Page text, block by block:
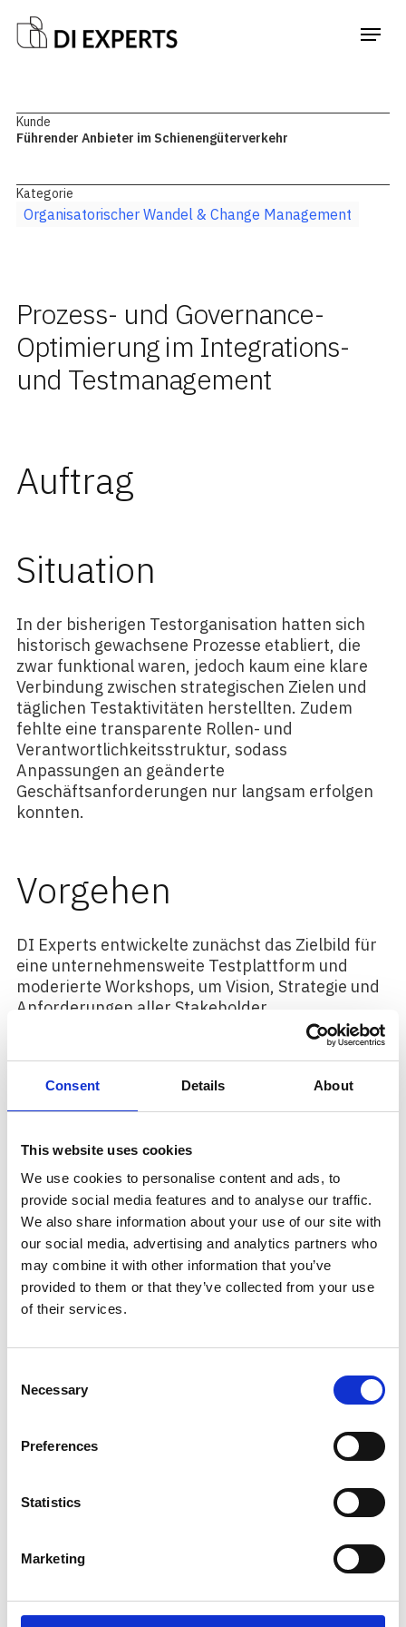
Consent Details About
This website uses cookies
We use cookies to personalise content and ads, to
provide social media features and to analyse our traffic.
We also share information about your use of our site with
our social media, advertising and analytics partners who
may combine it with other information that you’ve
provided to them or that they’ve collected from your use
of their services.
Selection
Necessary
Preferences
Statistics
Marketing
Kunde
Führender Anbieter im Schienengüterverkehr
Kategorie
Organisatorischer Wandel & Change Management
Prozess- und Governance-
Optimierung im Integrations-
und Testmanagement
Auftrag
Situation
In der bisherigen Testorganisation hatten sich
historisch gewachsene Prozesse etabliert, die
zwar funktional waren, jedoch kaum eine klare
Verbindung zwischen strategischen Zielen und
täglichen Testaktivitäten herstellten. Zudem
fehlte eine transparente Rollen- und
Verantwortlichkeitsstruktur, sodass
Anpassungen an geänderte
Geschäftsanforderungen nur langsam erfolgen
konnten.
Vorgehen
DI Experts entwickelte zunächst das Zielbild für
eine unternehmensweite Testplattform und
moderierte Workshops, um Vision, Strategie und
Anforderungen aller Stakeholder
zusammenzuführen. Anschließend überarbeitete
revisionssicheres Prozessdesign ein und
implementierte erweiterte Reporting-
eine angepasste PMO-Governance mit klaren
Rollen, Verantwortlichkeiten und
Eskalationswegen, um die
Entscheidungsprozesse im Testbetrieb zu
beschleunigen und die Transparenz im gesamten
Unternehmen zu erhöhen.
Ergebnis
Die neu eingeführten Prozesse gewährleisten
datenschutzkonformes und revisionssicheres
schnellere Umsetzung von Änderungen. Die
tragen zu einer effizienteren Koordination bei,
während die etablierte PMO-Governance klare
transparente Kommunikation aller
Testaktivitäten sicherstellt. Dadurch kann das
Unternehmen deutlich schneller auf neue
Geschäftsanforderungen reagieren und die